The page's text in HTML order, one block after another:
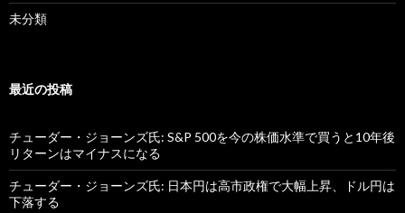
未分類
最近の投稿
チューダー・ジョーンズ氏: S&P 500を今の株価水準で買うと10年後
リターンはマイナスになる
チューダー・ジョーンズ氏: 日本円は高市政権で大幅上昇、ドル円は
下落する